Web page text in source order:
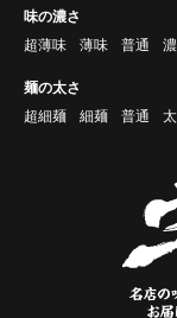
味の濃さ
超薄味
薄味 普通
麺の太さ
超細麺
細麺 普通